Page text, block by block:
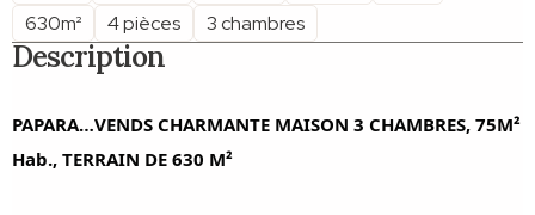
630m²
4 pièces 3 chambres
Description
PAPARA…VENDS CHARMANTE MAISON 3 CHAMBRES, 75M²
Hab., TERRAIN DE 630 M²